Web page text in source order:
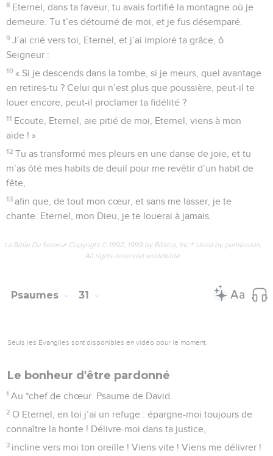
8 Eternel, dans ta faveur, tu avais fortifié la montagne où je
demeure. Tu t’es détourné de moi, et je fus désemparé.
9 J’ai crié vers toi, Eternel, et j’ai imploré ta grâce, ô
Seigneur :
10 « Si je descends dans la tombe, si je meurs, quel avantage
en retires-tu ? Celui qui n’est plus que poussière, peut-il te
louer encore, peut-il proclamer ta fidélité ?
11 Ecoute, Eternel, aie pitié de moi, Eternel, viens à mon
aide ! »
12 Tu as transformé mes pleurs en une danse de joie, et tu
m’as ôté mes habits de deuil pour me revêtir d’un habit de
fête,
13 afin que, de tout mon cœur, et sans me lasser, je te
chante. Eternel, mon Dieu, je te louerai à jamais.
La Bible Du Semeur Copyright © 1992, 1999 by Biblica, Inc.® Used by permission.
All rights reserved worldwide.
Psaumes 31
Seuls les Évangiles sont disponibles en vidéo pour le moment.
Le bonheur d'être pardonné
1 Au *chef de chœur. Psaume de David.
2 O Eternel, en toi j’ai un refuge : épargne-moi toujours de
connaître la honte ! Délivre-moi dans ta justice,
3 incline vers moi ton oreille ! Viens vite ! Viens me délivrer !